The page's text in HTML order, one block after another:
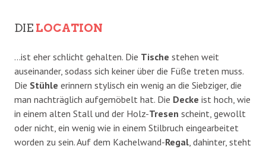
DIE LOCATION
…ist eher schlicht gehalten. Die Tische stehen weit
auseinander, sodass sich keiner über die Füße treten muss.
Die Stühle erinnern stylisch ein wenig an die Siebziger, die
man nachträglich aufgemöbelt hat. Die Decke ist hoch, wie
in einem alten Stall und der Holz-Tresen scheint, gewollt
oder nicht, ein wenig wie in einem Stilbruch eingearbeitet
worden zu sein. Auf dem Kachelwand-Regal , dahinter, steht